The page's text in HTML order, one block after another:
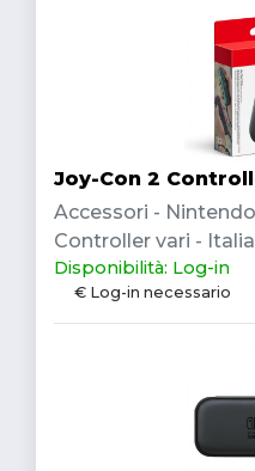
Joy-Con 2
Accessori -
Controller vari -
Disponibilità: Log-in
€ Log-in necessario